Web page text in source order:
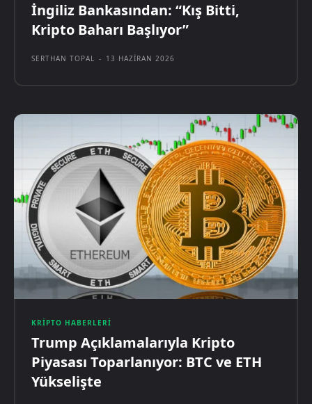
İngiliz Bankasından: “Kış Bitti,
Kripto Baharı Başlıyor”
SERTHAN TOPAL - 13 HAZIRAN 2026
KRIPTO HABERLERI
Trump Açıklamalarıyla Kripto
Piyasası Toparlanıyor: BTC ve ETH
Yükselişte